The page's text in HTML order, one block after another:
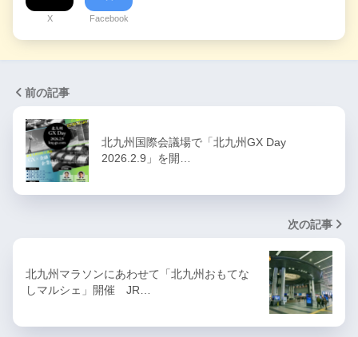
X Facebook
前の記事
北九州国際会議場で「北九州GX Day
2026.2.9」を開…
次の記事
北九州マラソンにあわせて「北九州おもてな
しマルシェ」開催 JR…